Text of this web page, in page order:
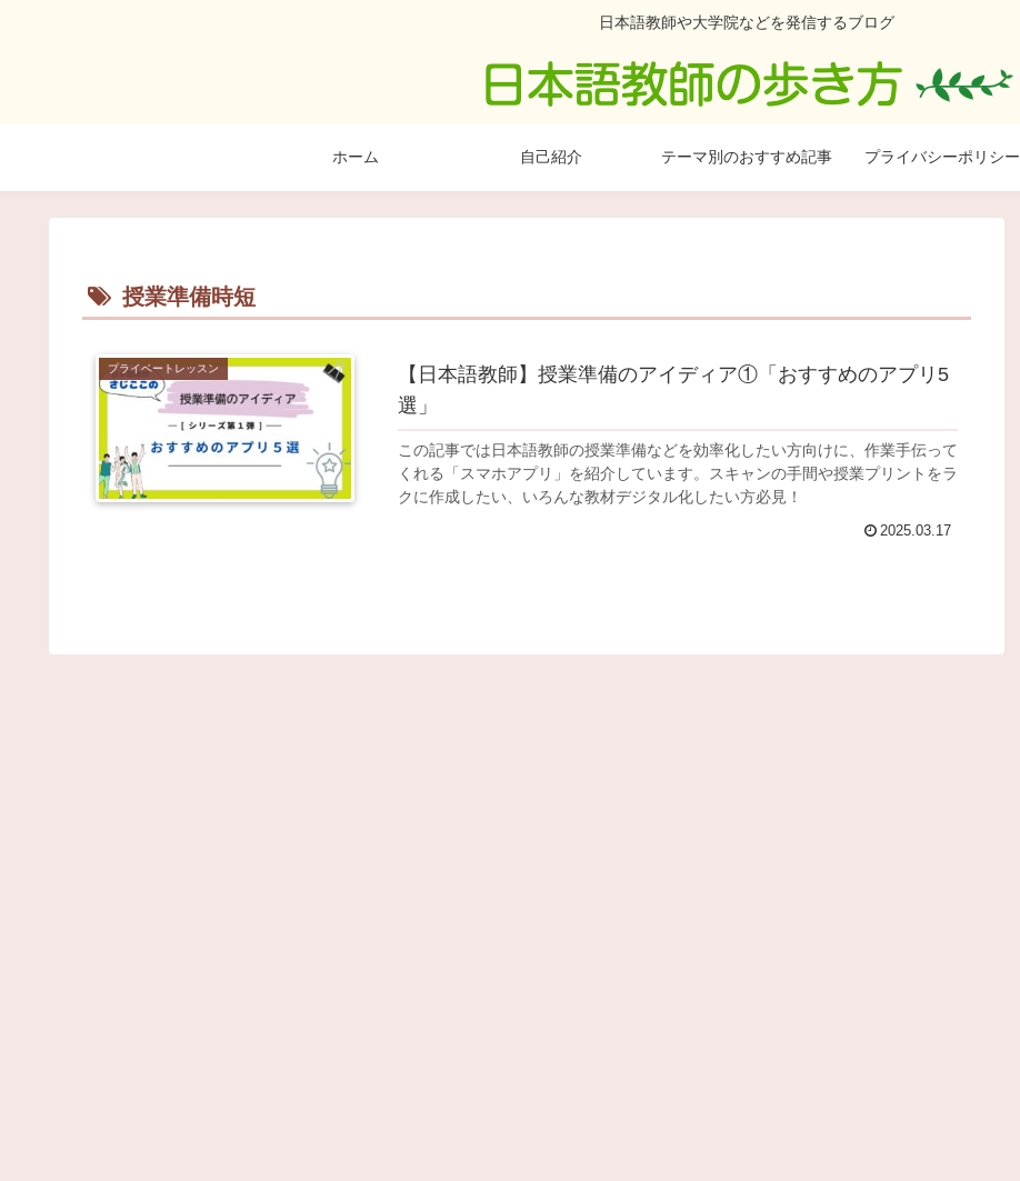
日本語教師や大学院などを発信するブログ
ホーム 自己紹介 テーマ別のおすすめ記事 プライバシーポリシー
授業準備時短
プライベートレッスン
【日本語教師】授業準備のアイディア①「おすすめのアプリ5
選」
この記事では日本語教師の授業準備などを効率化したい方向けに、作業手伝って
くれる「スマホアプリ」を紹介しています。スキャンの手間や授業プリントをラ
クに作成したい、いろんな教材デジタル化したい方必見！
2025.03.17